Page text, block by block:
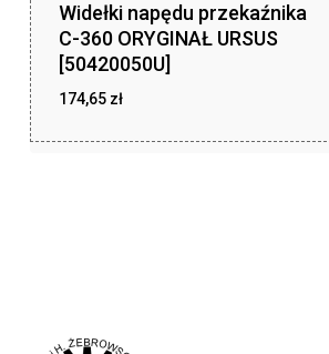
Widełki napędu przekaźnika
C-360 ORYGINAŁ URSUS
[50420050U]
174,65 zł